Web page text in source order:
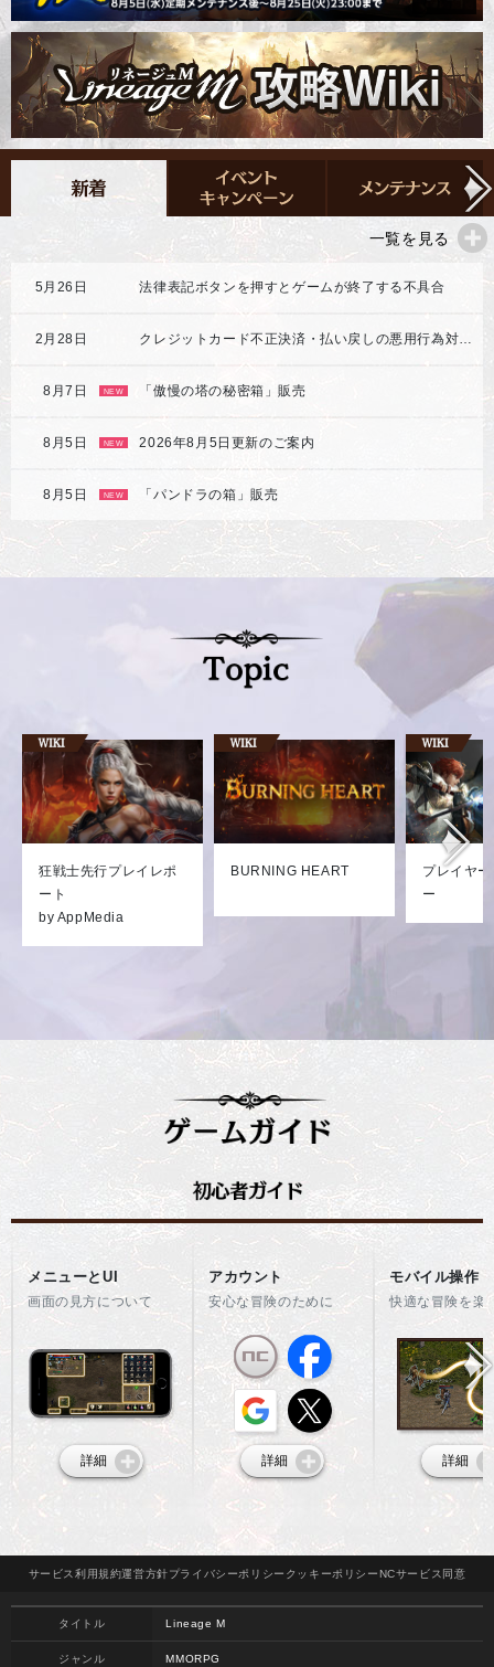
一覧を見る
5月26日 法律表記ボタンを押すとゲームが終了する不具合
2月28日
8月7日 NEW 「傲慢の塔の秘密箱」販売
8月5日 NEW 2026年8月5日更新のご案内
8月5日 NEW 「パンドラの箱」販売
狂戦士先行プレイレポ
ート
by AppMedia
BURNING HEART
プレイヤ
ー
メニューとUI
画面の見方について
詳細
アカウント
安心な冒険のために
詳細
モバイル操作
快適な冒険を楽
詳細
サービス 利用規約運営方針プライバシーポリシー クッキーポリシーNCサービス 同意
タイトル Lineage M
ジャンル MMORPG